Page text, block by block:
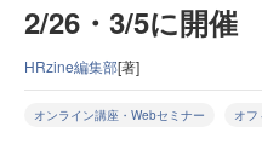
2/26・3/5に開催
HRzine編集部[著]
オンライン講座・Webセミナー オフ